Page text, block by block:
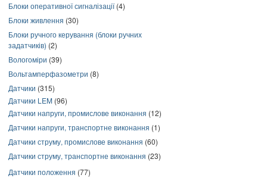
Блоки оперативної сигналізації(4)
Блоки живлення (30)
Блоки ручного керування (блоки ручних
задатчиків) (2)
Вологоміри (39)
Вольтамперфазометри (8)
Датчики (315)
Датчики LEM (96)
Датчики напруги, промислове виконання (12)
Датчики напруги, транспортне виконання (1)
Датчики струму, промислове виконання (60)
Датчики струму, транспортне виконання (23)
Датчики положення (77)